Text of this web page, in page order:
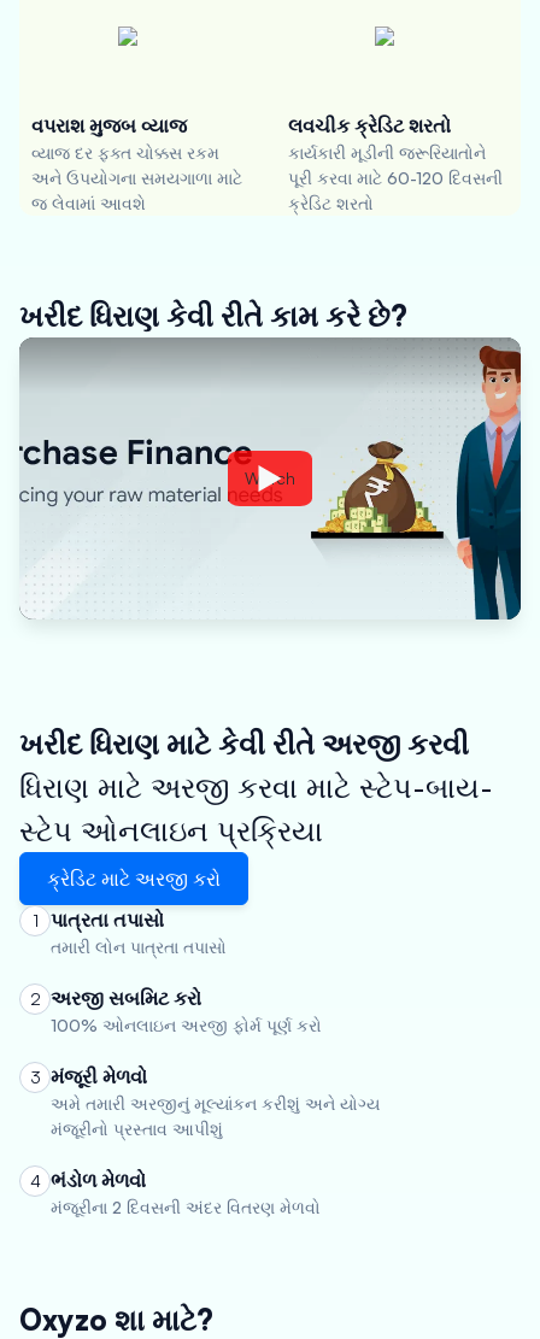
વપરાશ મુજબ વ્યાજ
વ્યાજ દર ફક્ત ચોક્કસ રકમ
અને ઉપયોગના સમયગાળા માટે
જ લેવામાં આવશે
લવચીક ક્રેડિટ શરતો
કાર્યકારી મૂડીની જરૂરિયાતોને
પૂરી કરવા માટે 60-120 દિવસની
ક્રેડિટ શરતો
ખરીદ ધિરાણ કેવી રીતે કામ કરે છે?
Watch
ખરીદ ધિરાણ માટે કેવી રીતે અરજી કરવી
ધિરાણ માટે અરજી કરવા માટે સ્ટેપ-બાય-
સ્ટેપ ઓનલાઇન પ્રક્રિયા
ક્રેડિટ માટે અરજી કરો
1 પાત્રતા તપાસો
તમારી લોન પાત્રતા તપાસો
2 અરજી સબમિટ કરો
100% ઓનલાઇન અરજી ફોર્મ પૂર્ણ કરો
3 મંજૂરી મેળવો
અમે તમારી અરજીનું મૂલ્યાંકન કરીશું અને યોગ્ય
મંજૂરીનો પ્રસ્તાવ આપીશું
4 ભંડોળ મેળવો
મંજૂરીના 2 દિવસની અંદર વિતરણ મેળવો
Oxyzo શા માટે?